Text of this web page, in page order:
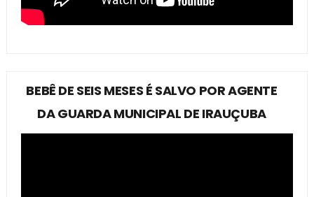
BEBÊ DE SEIS MESES É SALVO POR AGENTE
DA GUARDA MUNICIPAL DE IRAUÇUBA